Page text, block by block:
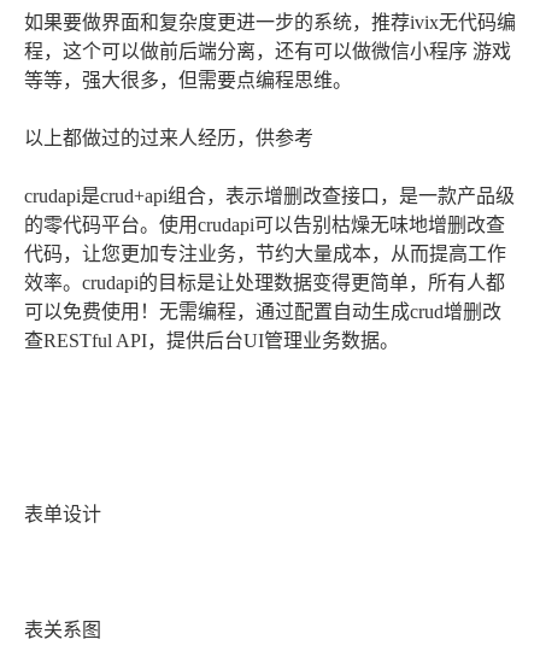
如果要做界面和复杂度更进一步的系统，推荐ivix无代码编
程，这个可以做前后端分离，还有可以做微信小程序 游戏
等等，强大很多，但需要点编程思维。
以上都做过的过来人经历，供参考
crudapi是crud+api组合，表示增删改查接口，是一款产品级
的零代码平台。使用crudapi可以告别枯燥无味地增删改查
代码，让您更加专注业务，节约大量成本，从而提高工作
效率。crudapi的目标是让处理数据变得更简单，所有人都
可以免费使用！无需编程，通过配置自动生成crud增删改
查RESTful API，提供后台UI管理业务数据。
表单设计
表关系图